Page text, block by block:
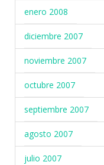
enero 2008
diciembre 2007
noviembre 2007
octubre 2007
septiembre 2007
agosto 2007
julio 2007